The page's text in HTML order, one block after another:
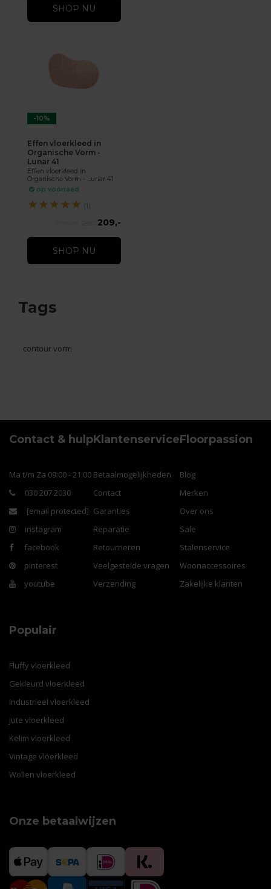
SHOP NU
-10%
Effen vloerkleed in
Organische Vorm -
Lunar 41
Effen vloerkleed in
Organische Vorm - Lunar 41
op voorraad
★★★★★ (1)
209,-
SHOP NU
Tags
contour vorm
Contact & hulp
Ma t/m Za 09:00 - 21:00
030 207 2030
[email protected]
instagram
facebook
pinterest
youtube
Klantenservice
Betaalmogelijkheden
Contact
Garanties
Reparatie
Retourneren
Veelgestelde vragen
Verzending
Floorpassion
Blog
Merken
Over ons
Sale
Stalenservice
Woonaccessoires
Zakelijke klanten
Populair
Fluffy vloerkleed
Gekleurd vloerkleed
Industrieel vloerkleed
Jute vloerkleed
Kelim vloerkleed
Vintage vloerkleed
Wollen vloerkleed
Onze betaalwijzen